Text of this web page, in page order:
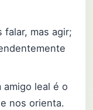
falar, mas agir;
amigo leal é o
nos orienta.